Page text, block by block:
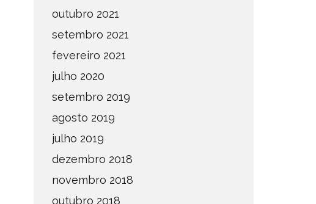
outubro 2021
setembro 2021
fevereiro 2021
julho 2020
setembro 2019
agosto 2019
julho 2019
dezembro 2018
novembro 2018
outubro 2018